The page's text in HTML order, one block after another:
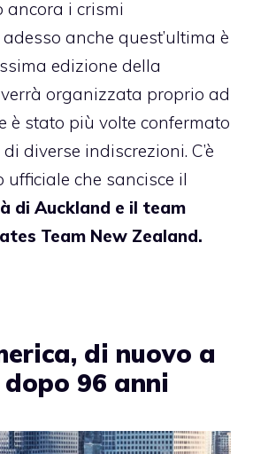
ancora i crismi
adesso anche quest’ultima è
edizione della
verrà organizzata proprio ad
è stato più volte confermato
diverse indiscrezioni. C’è
ufficiale che sancisce il
di Auckland e il team
Team New Zealand.
di nuovo a
96 anni